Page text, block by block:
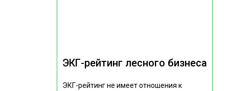
ЭКГ-рейтинг лесного бизнеса
ЭКГ-рейтинг не имеет отношения к